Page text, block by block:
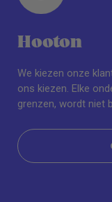
Hooton
We kiezen onze
ons kiezen. Elke
grenzen, wordt niet
een modewoord,
klanten vorm te
milieubewuste